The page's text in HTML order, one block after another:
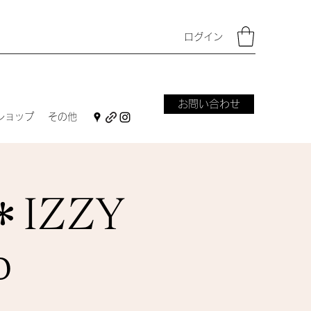
ログイン
ョップ その他
お問い合わせ
IZZY